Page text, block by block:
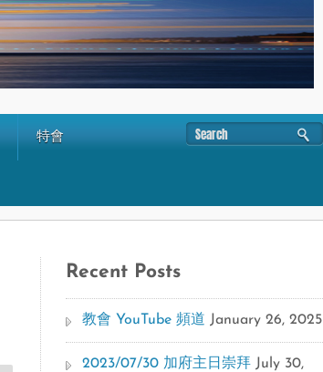
特會
Recent Posts
教會 YouTube 頻道 January 26, 2025
2023/07/30 加府主日崇拜 July 30,